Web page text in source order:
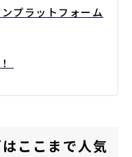
プラットフォーム
ここまで人気